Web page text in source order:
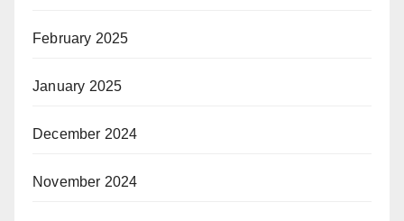
February 2025
January 2025
December 2024
November 2024